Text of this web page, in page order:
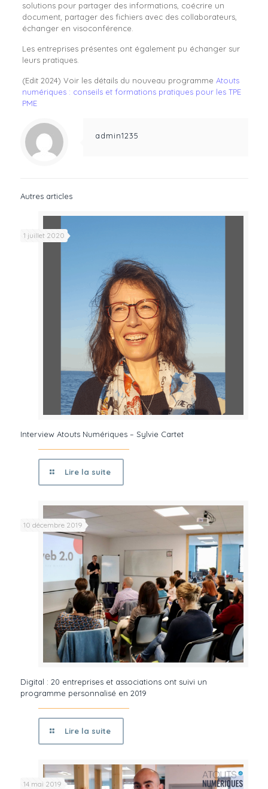
solutions pour partager des informations, coécrire un
document, partager des fichiers avec des collaborateurs,
échanger en visoconférence.
Les entreprises présentes ont également pu échanger sur
leurs pratiques.
(Edit 2024) Voir les détails du nouveau programmeAtouts
numériques : conseils et formations pratiques pour les TPE
PME
admin1235
Autres articles
1 juillet 2020
Interview Atouts Numériques – Sylvie Cartet
Lire la suite
10 décembre 2019
Digital : 20 entreprises et associations ont suivi un
programme personnalisé en 2019
Lire la suite
14 mai 2019